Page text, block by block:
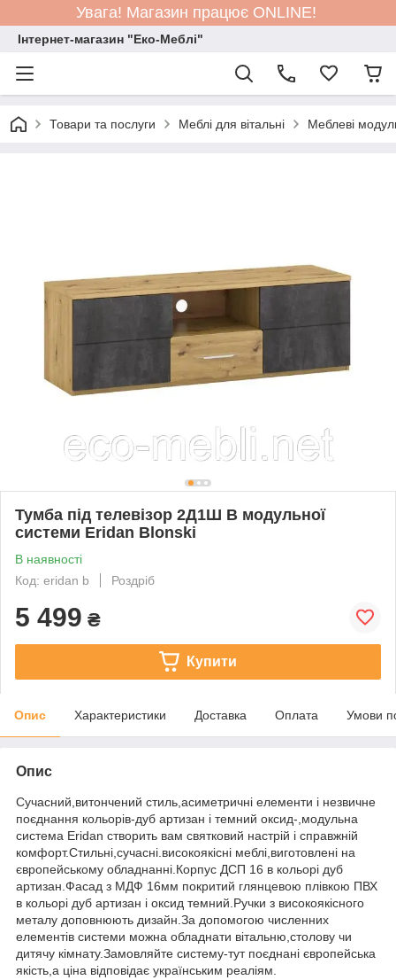
Увага! Магазин працює ONLINE!
Інтернет-магазин "Еко-Меблі"
Товари та послуги Меблі для вітальні Меблеві
Тумба під телевізор 2Д1Ш B модульної
системи Eridan Blonski
В наявності
Код: eridan b
Роздріб
5 499 ₴
Купити
Опис Характеристики Доставка Оплата Умови
Опис
Сучасний,витончений стиль,асиметричні елементи і незвичне
поєднання кольорів-дуб артизан і темний оксид-,модульна
система Eridan створить вам святковий настрій і справжній
комфорт.Стильні,сучасні.високоякісні меблі,виготовлені на
європейському обладнанні.Корпус ДСП 16 в кольорі дуб
артизан.Фасад з МДФ 16мм покритий глянцевою плівкою ПВХ
в кольорі дуб артизан і оксид темний.Ручки з високоякісного
металу доповнюють дизайн.За допомогою численних
елементів системи можна обладнати вітальню,столову чи
дитячу кімнату.Замовляйте систему-тут поєднані європейська
якість,а ціна відповідає українським реаліям.